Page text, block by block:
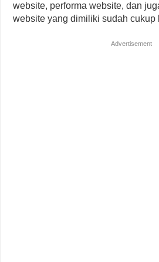
website, performa website, dan
website yang dimiliki sudah cukup
Advertisement